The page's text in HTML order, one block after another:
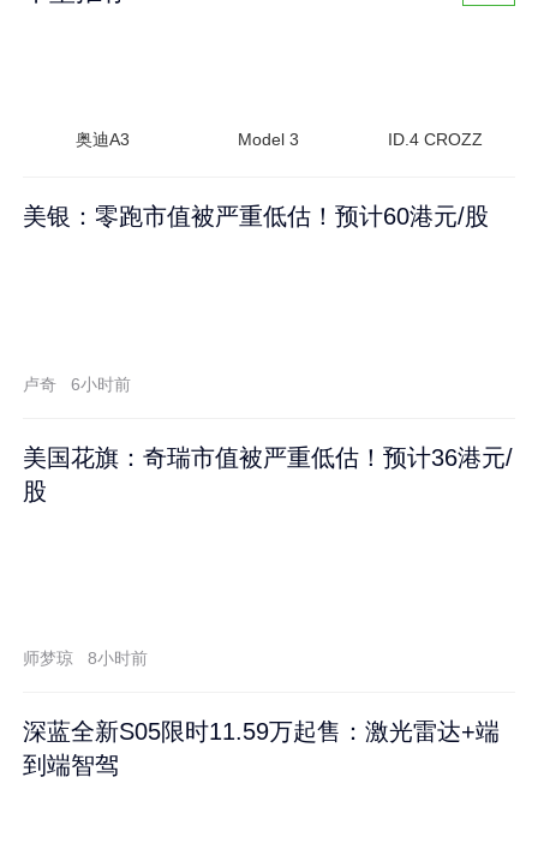
奥迪A3 Model 3 ID.4 CROZZ
美银：零跑市值被严重低估！预计60港元/股
卢奇 6小时前
美国花旗：奇瑞市值被严重低估！预计36港元/
股
师梦琼 8小时前
深蓝全新S05限时11.59万起售：激光雷达+端
到端智驾